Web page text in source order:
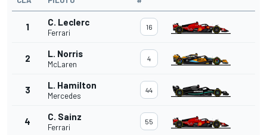
1 C. Leclerc
Ferrari
16
2 L. Norris
McLaren
4
3 L. Hamilton
Mercedes
44
4 C. Sainz
Ferrari
55